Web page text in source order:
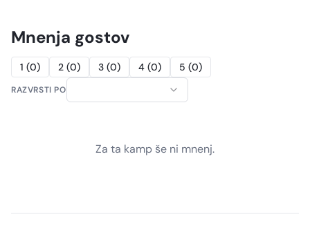
Mnenja gostov
1 (0) 2 (0) 3 (0) 4 (0) 5 (0)
RAZVRSTI PO
Za ta kamp še ni mnenj.